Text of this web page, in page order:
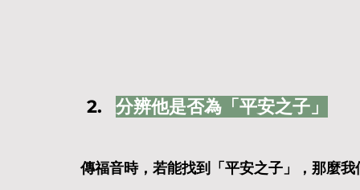
分辨他是否為「平安之子」
傳福音時，若能找到「平安之子」，那麼